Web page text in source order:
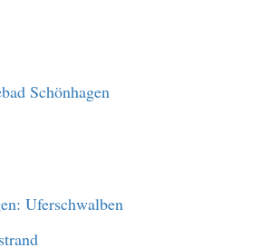
Schönhagen
Uferschwalben